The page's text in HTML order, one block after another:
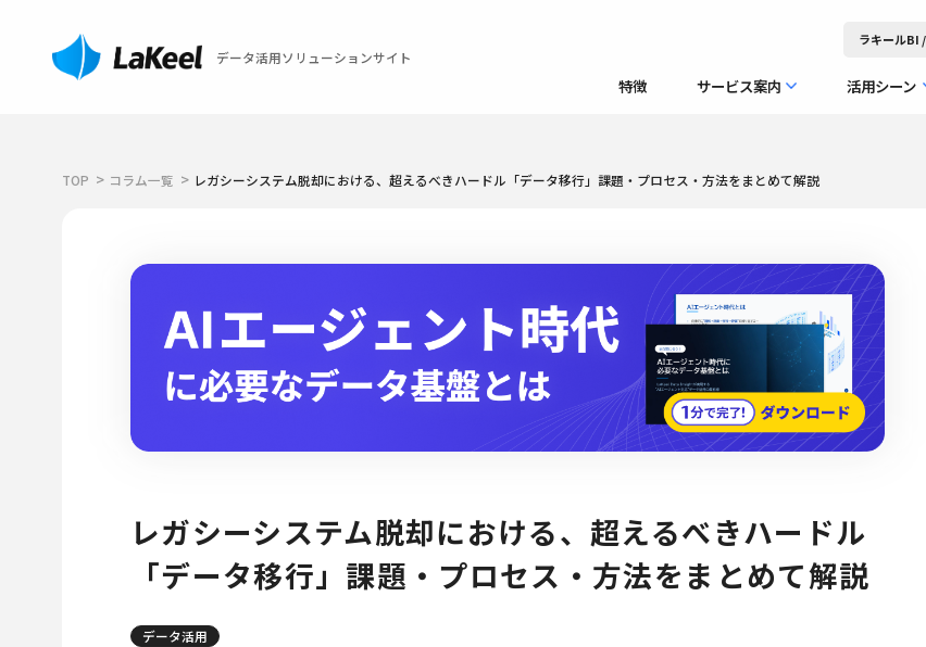
データ活用ソリューションサイト
ラキールBI
特徴 サービス案内 活用シーン
TOP コラム一覧 レガシーシステム脱却における、超えるべきハードル「データ移行」課題・プロセス・方法をまとめて解説
レガシーシステム脱却における、超えるべきハードル
「データ移行」課題・プロセス・方法をまとめて解説
データ活用